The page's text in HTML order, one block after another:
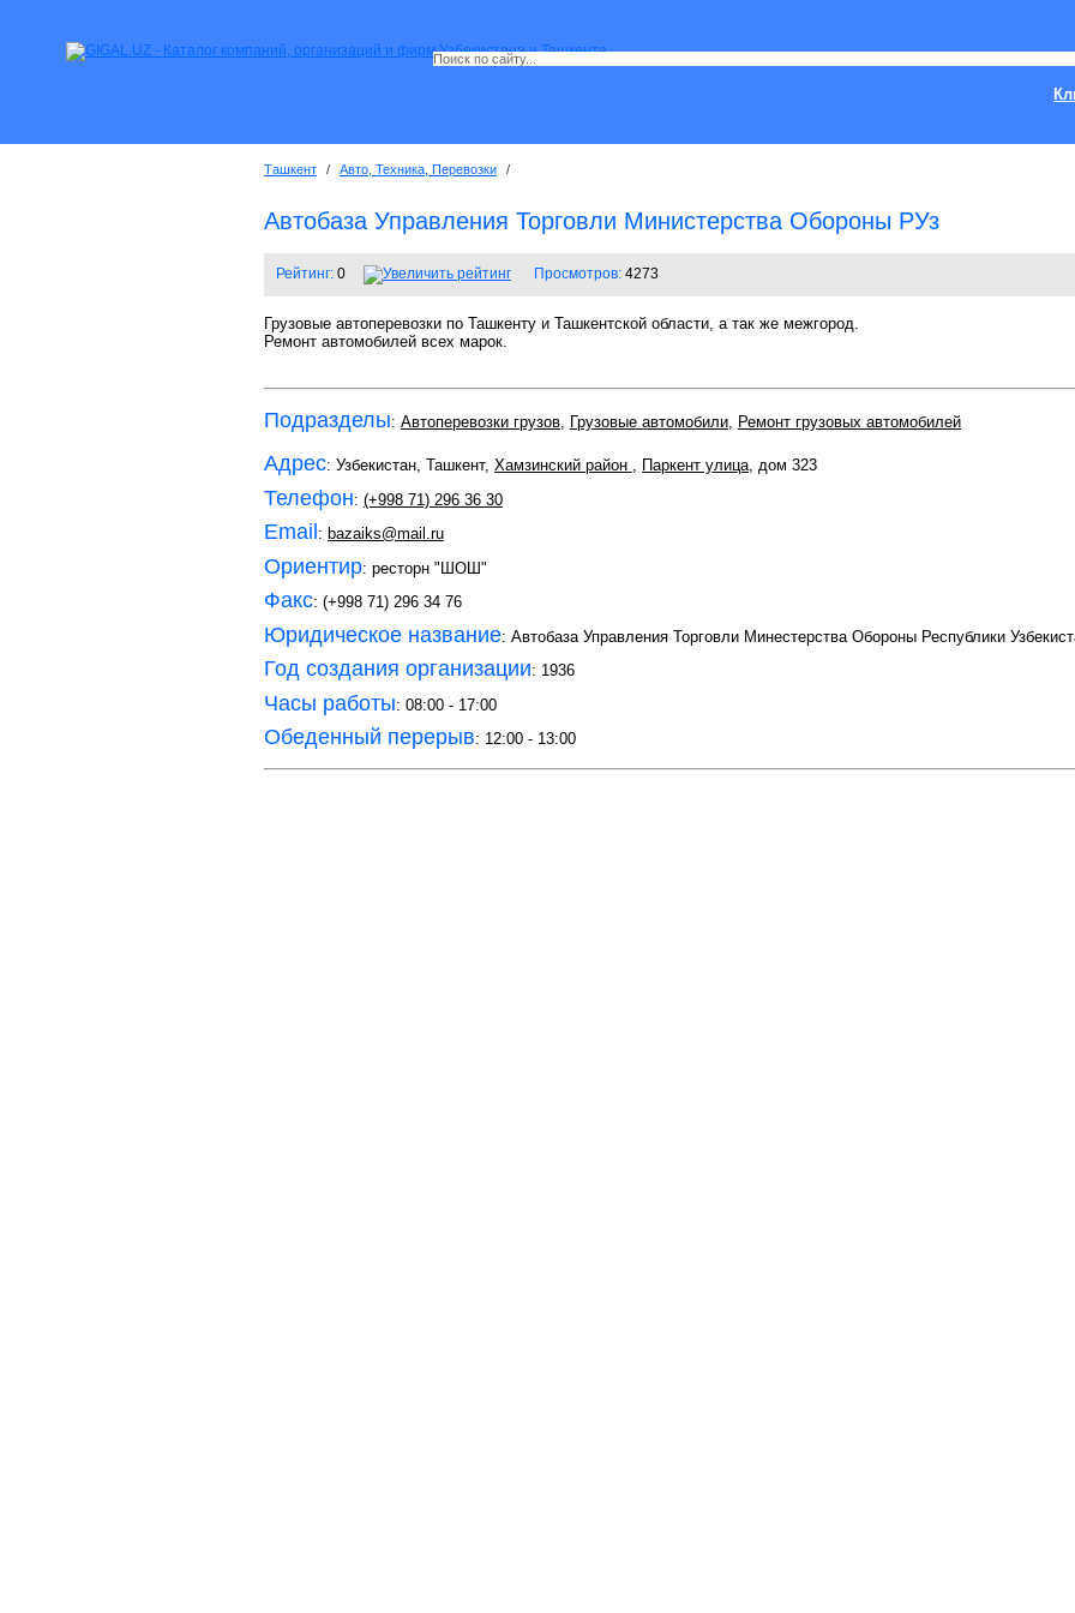
Ташкент / Авто, Техника, Перевозки /
Автобаза Управления Торговли Министерства Обороны РУз
Рейтинг: 0 Просмотров: 4273
Грузовые автоперевозки по Ташкенту и Ташкентской области, а так же межгород.
Ремонт автомобилей всех марок.
Подразделы: Автоперевозки грузов, Грузовые автомобили, Ремонт грузовых автомобилей
Адрес: Узбекистан, Ташкент, Хамзинский район , Паркент улица, дом 323
Телефон: (+998 71) 296 36 30
Email : bazaiks@mail.ru
Ориентир: ресторн "ШОШ"
Факс: (+998 71) 296 34 76
Юридическое название: Автобаза Управления Торговли Минестерства Обороны Республики
Год создания организации: 1936
Часы работы: 08:00 - 17:00
Обеденный перерыв: 12:00 - 13:00